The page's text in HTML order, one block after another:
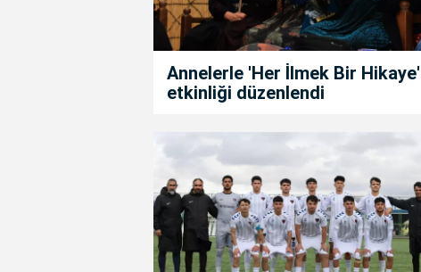
Annelerle 'Her İlmek Bir Hikaye'
etkinliği düzenlendi